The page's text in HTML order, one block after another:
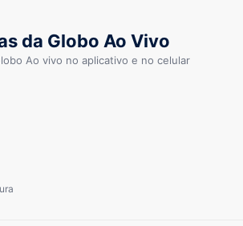
da Globo Ao Vivo
Ao vivo no aplicativo e no celular